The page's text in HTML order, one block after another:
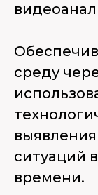
среду
ситуаций
времени.